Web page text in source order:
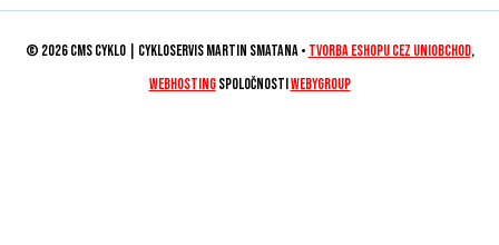
© 2026 CMS CYKLO | Cykloservis Martin Smatana • tvorba eshopu cez UNIobchod,
webhostingspoločnosti WEBYGROUP